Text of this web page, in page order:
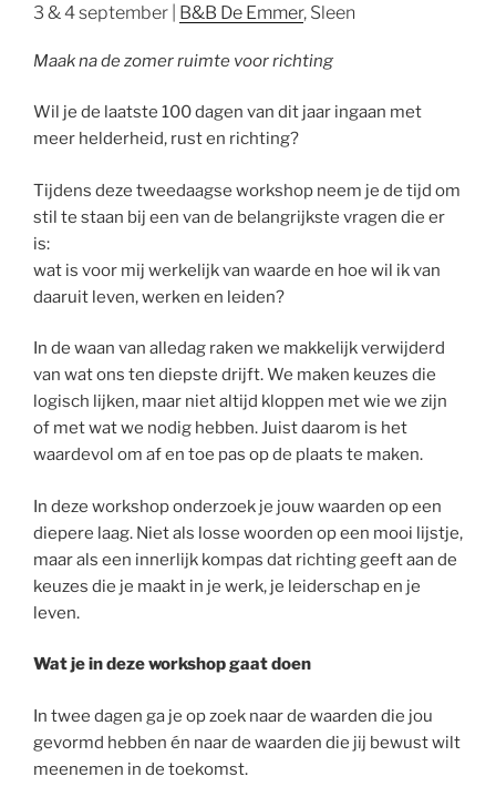
3 & 4 september | B&B De Emmer, Sleen
Maak na de zomer ruimte voor richting
Wil je de laatste 100 dagen van dit jaar ingaan met
meer helderheid, rust en richting?
Tijdens deze tweedaagse workshop neem je de tijd om
stil te staan bij een van de belangrijkste vragen die er
is:
wat is voor mij werkelijk van waarde en hoe wil ik van
daaruit leven, werken en leiden?
In de waan van alledag raken we makkelijk verwijderd
van wat ons ten diepste drijft. We maken keuzes die
logisch lijken, maar niet altijd kloppen met wie we zijn
of met wat we nodig hebben. Juist daarom is het
waardevol om af en toe pas op de plaats te maken.
In deze workshop onderzoek je jouw waarden op een
diepere laag. Niet als losse woorden op een mooi lijstje,
maar als een innerlijk kompas dat richting geeft aan de
keuzes die je maakt in je werk, je leiderschap en je
leven.
Wat je in deze workshop gaat doen
In twee dagen ga je op zoek naar de waarden die jou
gevormd hebben én naar de waarden die jij bewust wilt
meenemen in de toekomst.